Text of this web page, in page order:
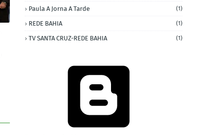
Paula A Jorna A Tarde (1)
REDE BAHIA (1)
TV SANTA CRUZ-REDE BAHIA (1)